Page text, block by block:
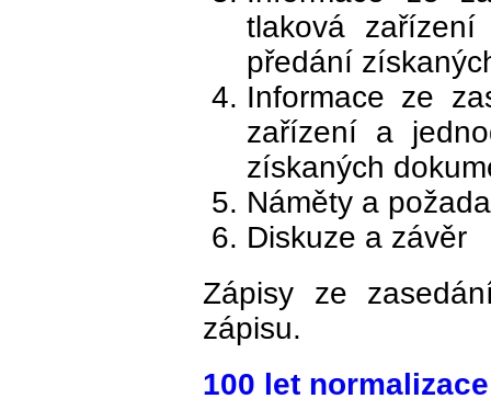
tlaková
předání
Informace ze
zařízení a
získaných
Náměty a
Diskuze a závěr
Zápisy ze
zápisu.
100 let